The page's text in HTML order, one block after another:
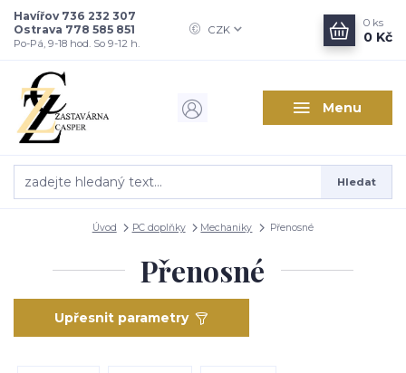
Menu
CZK
Hledat
Havířov 736 232 307
Ostrava 778 585 851
Po-Pá, 9-18 hod. So 9-12 h.
0 ks
0 Kč
Úvod PC doplňky Mechaniky Přenosné
Přenosné
Upřesnit parametry